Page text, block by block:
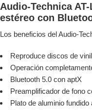
Audio-Technica
estéreo con
Los beneficios del Audio-
Reproduce discos de
Operación
Bluetooth 5.0 con aptX
Preamplificador de fono
Plato de aluminio fundido